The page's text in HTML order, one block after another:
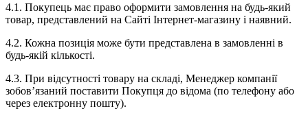
4.1. Покупець має право оформити замовлення на будь-який
товар, представлений на Сайті Інтернет-магазину і наявний.
4.2. Кожна позиція може бути представлена ​​в замовленні в
будь-якій кількості.
4.3. При відсутності товару на складі, Менеджер компанії
зобов’язаний поставити Покупця до відома (по телефону або
через електронну пошту).